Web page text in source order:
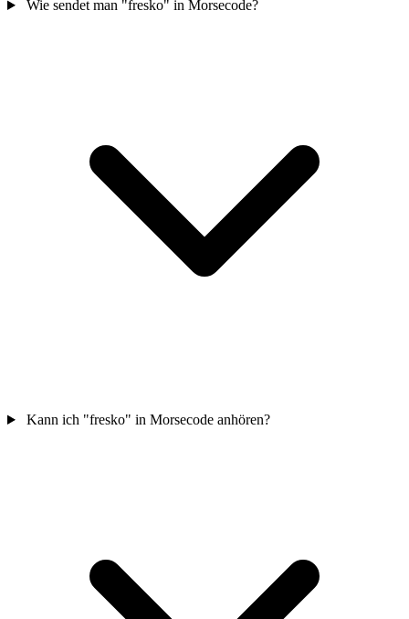
Wie sendet man "fresko" in Morsecode?
Kann ich "fresko" in Morsecode anhören?